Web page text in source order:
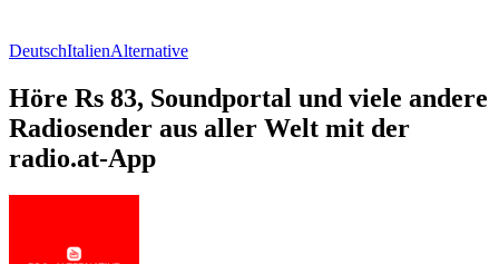
DeutschItalienAlternative
Höre Rs 83, Soundportal und viele andere
Radiosender aus aller Welt mit der
radio.at-App